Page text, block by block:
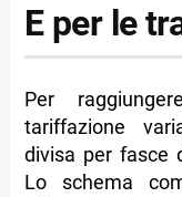
E per le
Per
tariffazione
divisa per fasce
Lo schema